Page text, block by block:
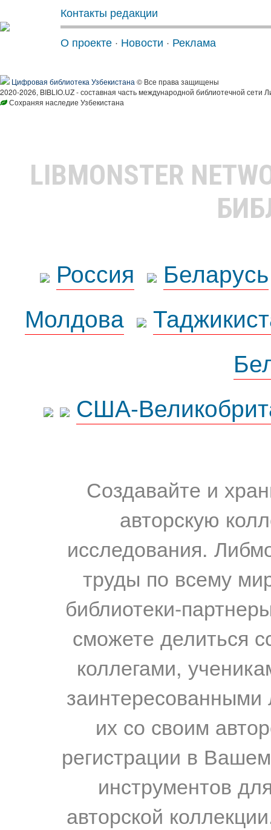
Контакты редакции
О проекте · Новости · Реклама
Цифровая библиотека Узбекистана © Все права защищены
2020-2026, BIBLIO.UZ - составная часть международной библиотечной сети
Сохраняя наследие Узбекистана
LIBMONSTER
Россия
Беларусь
Молдова
США-
Создавайте и
авторскую
исследования.
труды по всему
библиотеки-
сможете делиться
коллегами,
их со своим
регистрации в
инструментов
авторской